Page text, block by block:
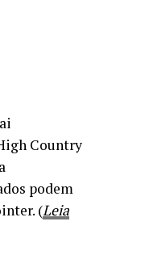
Country
podem
(Leia